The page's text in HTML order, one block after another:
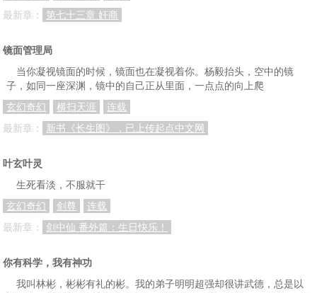
最新章：
第七十三章 奸商
镜面管理局
当你凝视镜面的时候，镜面也在凝视着你。杨毅抬头，空中的镜
子，如同一座深渊，镜中的自己正从里面，一点点的向上爬
玄幻奇幻
横扫天涯
连载
最新章：
新书《长生图》，已上传起点中文网
叶玄叶灵
生死看淡，不服就干
玄幻奇幻
剑尊
连载
最新章：
剑中仙 番外篇：生日快乐！
你有科学，我有神功
我叫林彬，彬彬有礼的彬。我的弟子明明超强却很讲武德，总是以